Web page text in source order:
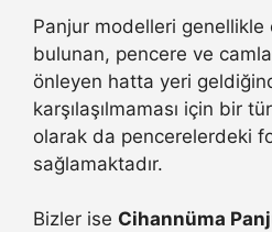
Panjur modelleri genellikle
bulunan, pencere ve
önleyen hatta yeri
karşılaşılmaması için bir
olarak da pencerelerdeki
sağlamaktadır.
Bizler ise Cihannüma